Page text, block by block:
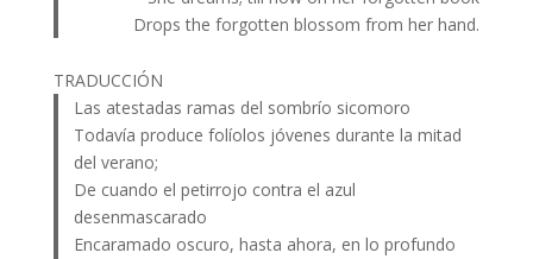
Drops the forgotten blossom from her hand.
TRADUCCIÓN
Las atestadas ramas del sombrío sicomoro
Todavía produce folíolos jóvenes durante la mitad
del verano;
De cuando el petirrojo contra el azul
desenmascarado
Encaramado oscuro, hasta ahora, en lo profundo